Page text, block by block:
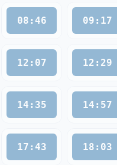
08:46 09:17
12:07 12:29
14:35 14:57
17:43 18:03